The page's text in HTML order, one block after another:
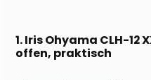
1. Iris Ohyama CLH-
offen, praktisch